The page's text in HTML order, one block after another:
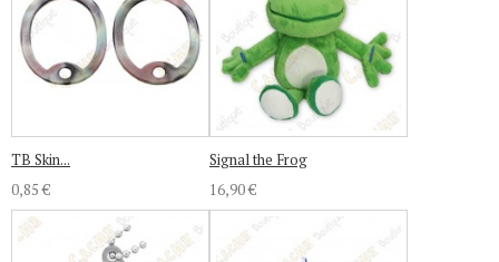
TB Skin...
0,85 €
Signal the Frog
16,90 €